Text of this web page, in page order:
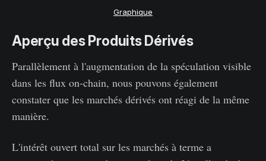
Graphique
Aperçu des Produits Dérivés
Parallèlement à l'augmentation de la spéculation visible
dans les flux on-chain, nous pouvons également
constater que les marchés dérivés ont réagi de la même
manière.
L'intérêt ouvert total sur les marchés à terme a